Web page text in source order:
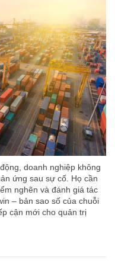
doanh nghiệp không
ứng sau sự cố. Họ cần
nghẽn và đánh giá tác
– bản sao số của chuỗi
cận mới cho quản trị